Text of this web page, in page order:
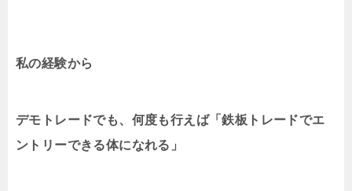
私の経験から
デモトレードでも、何度も行えば「鉄板トレードでエ
ントリーできる体になれる」